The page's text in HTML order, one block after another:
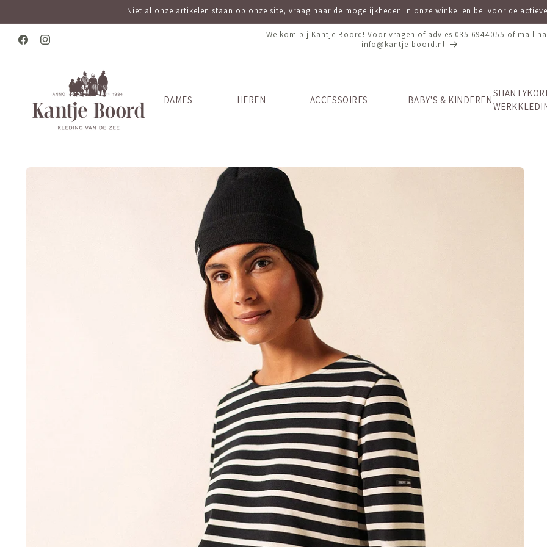
content
Niet al onze artikelen staan op onze site, vraag naar de mogelijkheden in onze winkel en bel voor de
FacebookInstagram
Welkom bij Kantje Boord! Voor vragen of advies 035 6944055 of mail
info@kantje-boord.nl
DAMES HEREN ACCESSOIRES BABY'S & KINDEREN